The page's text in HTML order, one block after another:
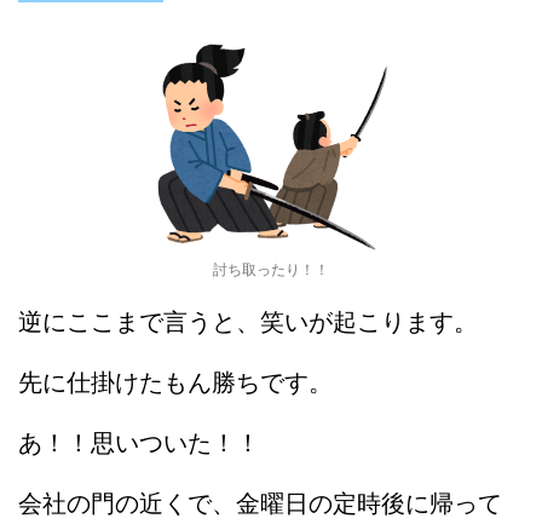
討ち取ったり！！
逆にここまで言うと、笑いが起こります。
先に仕掛けたもん勝ちです。
あ！！思いついた！！
会社の門の近くで、金曜日の定時後に帰って